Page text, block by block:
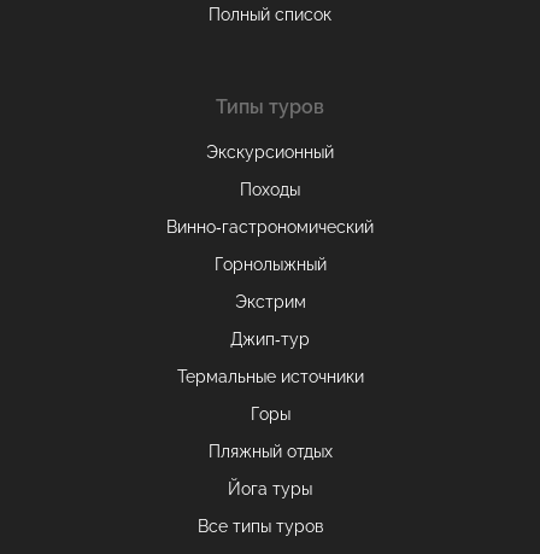
Полный список
Типы туров
Экскурсионный
Походы
Винно-гастрономический
Горнолыжный
Экстрим
Джип-тур
Термальные источники
Горы
Пляжный отдых
Йога туры
Все типы туров